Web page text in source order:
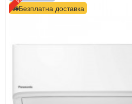
Безплатна доставка